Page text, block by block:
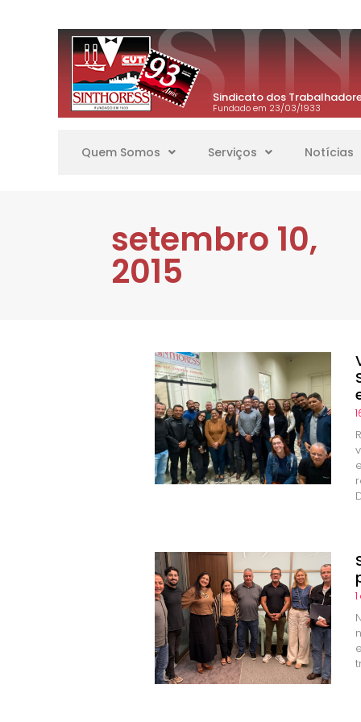
Sindicato dos
Fundado em 23/03/1933
Quem Somos Serviços Notícias
setembro 10,
2015